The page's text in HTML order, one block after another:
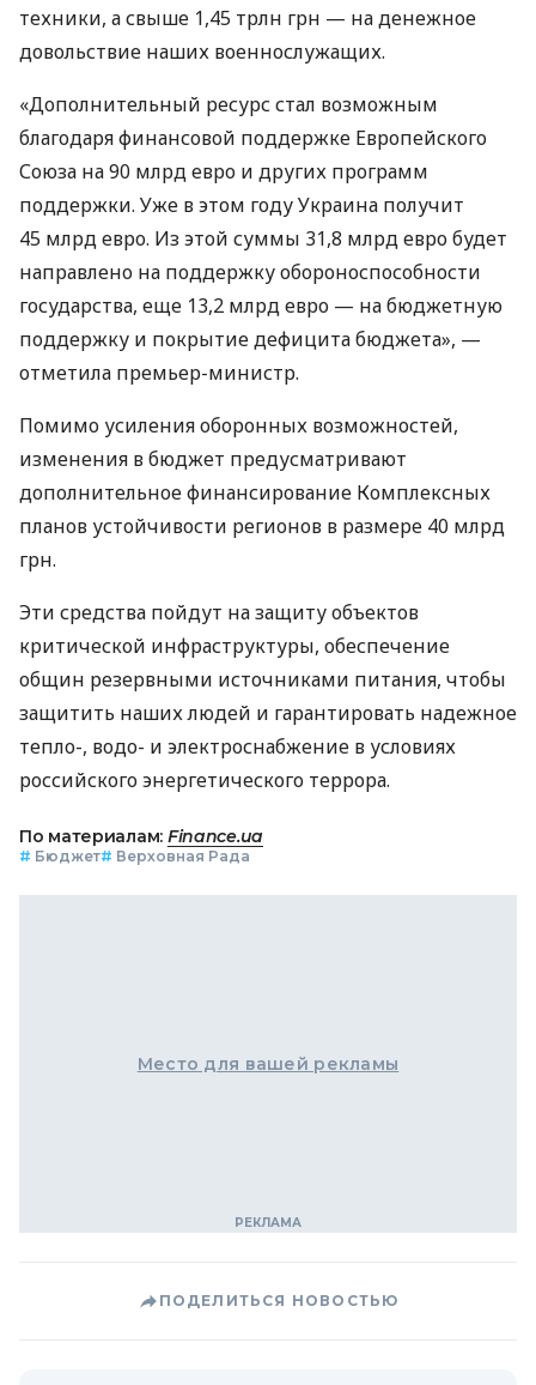
техники, а свыше 1,45 трлн грн — на денежное
довольствие наших военнослужащих.
«Дополнительный ресурс стал возможным
благодаря финансовой поддержке Европейского
Союза на 90 млрд евро и других программ
поддержки. Уже в этом году Украина получит
45 млрд евро. Из этой суммы 31,8 млрд евро будет
направлено на поддержку обороноспособности
государства, еще 13,2 млрд евро — на бюджетную
поддержку и покрытие дефицита бюджета», —
отметила премьер-министр.
Помимо усиления оборонных возможностей,
изменения в бюджет предусматривают
дополнительное финансирование Комплексных
планов устойчивости регионов в размере 40 млрд
грн.
Эти средства пойдут на защиту объектов
критической инфраструктуры, обеспечение
общин резервными источниками питания, чтобы
защитить наших людей и гарантировать надежное
тепло-, водо- и электроснабжение в условиях
российского энергетического террора.
По материалам: Finance.ua
# Бюджет# Верховная Рада
Место для вашей рекламы
ПОДЕЛИТЬСЯ НОВОСТЬЮ